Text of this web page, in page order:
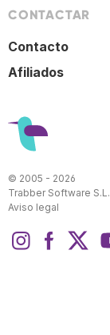
CONTACTAR
Contacto
Afiliados
© 2005 - 2026
Trabber Software S.L.
Aviso legal